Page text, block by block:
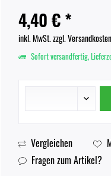
4,40 € *
inkl. MwSt.zzgl. Versandkosten
Sofort versandfertig,
Vergleichen
Fragen zum Artikel?